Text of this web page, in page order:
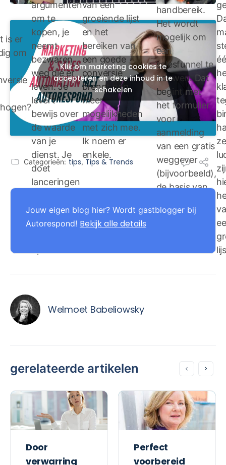
is er
om
argumenten
om te
kopen, je
neemt
bezwaren
weg die er
leven. Je
levert
bewijs over
de waarde
van je
dienst. Je
doet
lanceringen
en nieuwe
diensten,
van een
groeiende lijst
en het
bereiken van
een goede
conversie
brengt nog
meer
mogelijkheden
met zich mee.
Ik noem er
enkele.
handbereik.
Het wordt
mogelijk om
een
salesfunnel te
bouwen. Dat
begint met
het formulier
voor
aanmelding
van een gratis
weggever
(bijvoorbeeld),
de basis van
Klik om marketing cookies te
accepteren en deze inhoud in te
schakelen
Categorieën: tips, Tips & Trends
Jouw eigen blog hier? Wordt gastblogger bij
Autorespond! Bekijk alle details
Welmoet Babeliowsky
gerelateerde artikelen
Door
verwarring
Perfect
voorbereid